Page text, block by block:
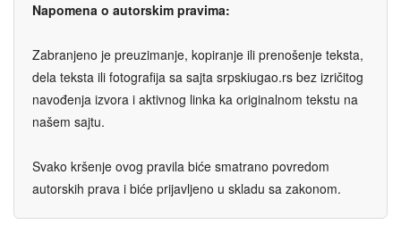
Napomena o autorskim pravima:
Zabranjeno je preuzimanje, kopiranje ili prenošenje teksta,
dela teksta ili fotografija sa sajta srpskiugao.rs bez izričitog
navođenja izvora i aktivnog linka ka originalnom tekstu na
našem sajtu.
Svako kršenje ovog pravila biće smatrano povredom
autorskih prava i biće prijavljeno u skladu sa zakonom.